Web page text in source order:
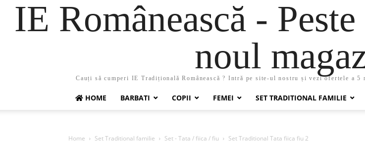
IE Românească -
noul
Cauți să cumperi IE Tradițională Românească ? Intră pe site-ul nostru și vezi ofertele a
HOME BARBATI COPII FEMEI SET TRADITIONAL FAMILIE
Home Set Traditional familie Set - Tata / fiica / fiu Set Traditional Tata fiica fiu 2